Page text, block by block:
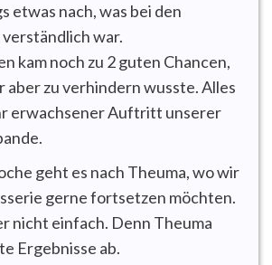
etwas nach, was bei den
war.
kam noch zu 2 guten Chancen,
aber zu verhindern wusste. Alles
erwachsener Auftritt unserer
geht es nach Theuma, wo wir
gerne fortsetzen möchten.
nicht einfach. Denn Theuma
Ergebnisse ab.